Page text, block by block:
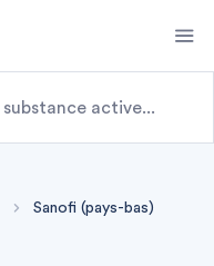
Sanofi (pays-bas)